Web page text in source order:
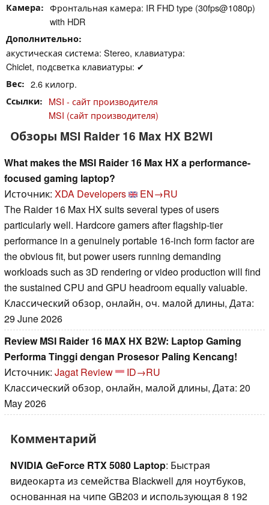
Камера
Фронтальная камера: IR FHD type (30fps@1080p)
with HDR
Дополнительно
акустическая система: Stereo, клавиатура:
Chiclet, подсветка клавиатуры: ✔
Вес 2.6 килогр.
Ссылки
MSI - сайт производителя
MSI (сайт производителя)
Обзоры MSI Raider 16 Max HX B2WI
What makes the MSI Raider 16 Max HX a performance-
focused gaming laptop?
Источник: XDA Developers
EN→RU
The Raider 16 Max HX suits several types of users
particularly well. Hardcore gamers after flagship-tier
performance in a genuinely portable 16-inch form factor are
the obvious fit, but power users running demanding
workloads such as 3D rendering or video production will find
the sustained CPU and GPU headroom equally valuable.
Классический обзор, онлайн, оч. малой длины, Дата:
29 June 2026
Review MSI Raider 16 MAX HX B2W: Laptop Gaming
Performa Tinggi dengan Prosesor Paling Kencang!
Источник: Jagat Review
ID→RU
Классический обзор, онлайн, малой длины, Дата: 20
May 2026
Комментарий
NVIDIA GeForce RTX 5080 Laptop: Быстрая
видеокарта из семейства Blackwell для ноутбуков,
основанная на чипе GB203 и использующая 8 192